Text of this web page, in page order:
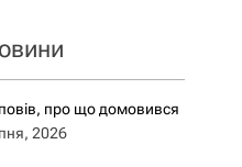
о
о
про що домовився
2026